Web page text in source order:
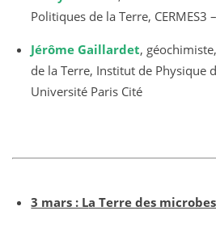
Politiques de la Terre, CERMES3
Jérôme Gaillardet,
de la Terre, Institut de Physique
Université Paris Cité
3 mars : La Terre des microbes